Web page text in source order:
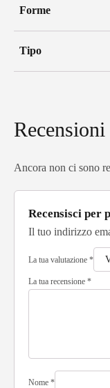
Forme
Tipo
Recensioni
Ancora non ci sono
Recensisci per
Il tuo indirizzo
La tua valutazione *
La tua recensione *
Nome *